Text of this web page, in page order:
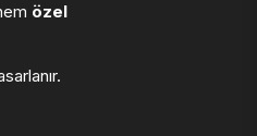
özel